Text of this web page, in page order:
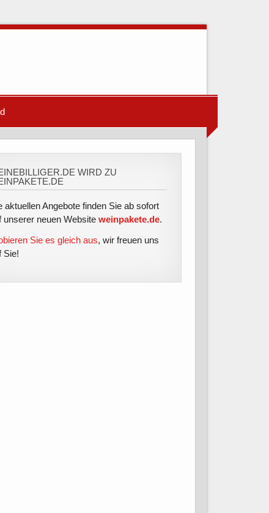
WIRD ZU
aktuellen Angebote finden Sie ab sofort
unserer neuen Websiteweinpakete.de.
Sie es gleich aus, wir freuen uns
Sie!